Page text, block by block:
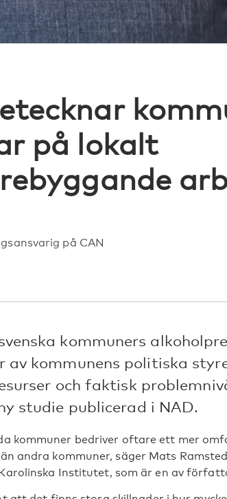
på lokalt
på CAN
kommuners
av kommunens politiska
och faktisk
studie publicerad i NAD.
kommuner bedriver oftare ett mer
andra kommuner, säger Mats
Institutet, som är en av